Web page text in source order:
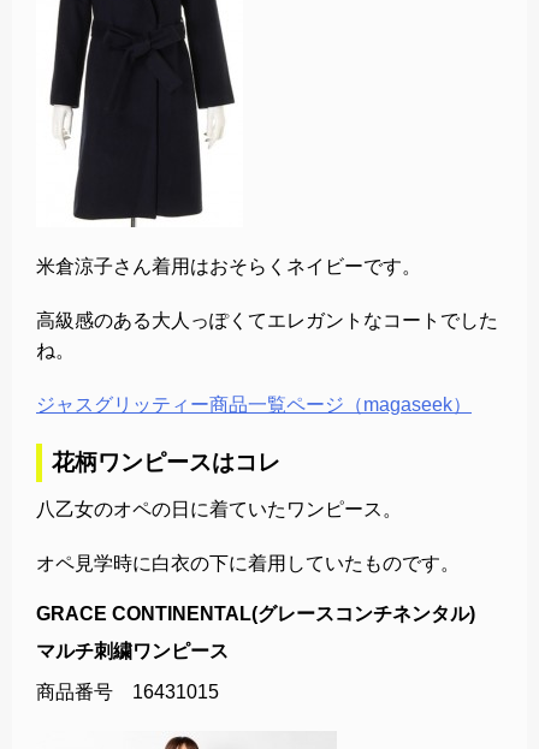
米倉涼子さん着用はおそらくネイビーです。
高級感のある大人っぽくてエレガントなコートでした
ね。
ジャスグリッティー商品一覧ページ（magaseek）
花柄ワンピースはコレ
八乙女のオペの日に着ていたワンピース。
オペ見学時に白衣の下に着用していたものです。
GRACE CONTINENTAL(グレースコンチネンタル)
マルチ刺繍ワンピース
商品番号 16431015